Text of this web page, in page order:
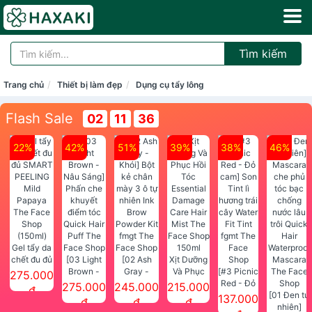
Tìm kiếm
Trang chủ Thiết bị làm đẹp Dụng cụ tẩy lông
Flash Sale 02 11 36
22%
Gel tẩy da
chết đu đủ
SMART
PEELING
275.000
đ
42%
[03 Light
Brown -
Nâu Sáng]
Phấn che
275.000
đ
51%
[02 Ash
Gray -
Khói] Bột
kẻ chân
245.000
đ
39%
Xịt Dưỡng
Và Phục
Hồi Tóc
Essential
215.000
đ
38%
[#3 Picnic
Red - Đỏ
cam] Son
137.000
46%
[01 Đen tự
nhiên]